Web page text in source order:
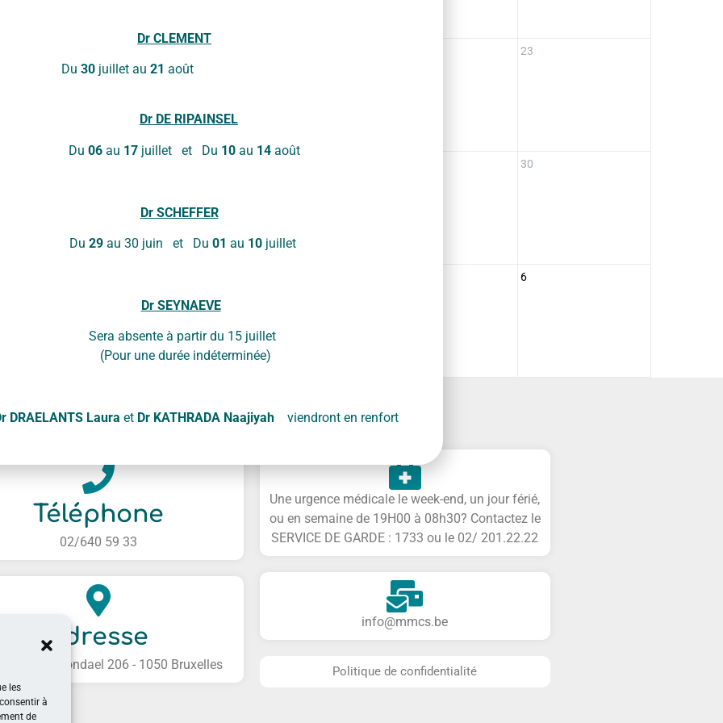
les
à
de
NORDIQUE YOGA À Couleurs Santé
23
30
YOGA À Couleurs Santé
POUR LES SENIORS
6
nous !
Téléphone
02/640 59 33
Adresse
de Boondael 206 - 1050 Bruxelles
Une urgence médicale le week-end, un jour férié,
ou en semaine de 19H00 à 08h30? Contactez le
SERVICE DE GARDE : 1733 ou le 02/ 201.22.22
info@mmcs.be
Politique de confidentialité
Dr CLEMENT
30 juillet au 21 août
Dr DE RIPAINSEL
Du 06au 17juillet et Du 10 au 14août
Dr SCHEFFER
Du 29au 30 juin et Du 01 au 10juillet
Dr SEYNAEVE
absente à partir du 15 juillet
(Pour une durée indéterminée)
DRAELANTS Laura etDr KATHRADA Naajiyahviendront en renfort